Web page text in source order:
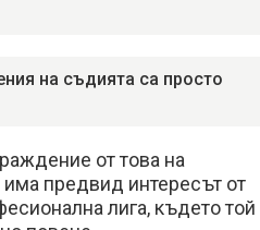
на съдията са просто
от това на
предвид интересът от
лига, където той